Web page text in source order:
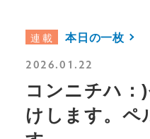
連載 本日の一枚
2026.01.22
コンニチハ：
けします。ペ